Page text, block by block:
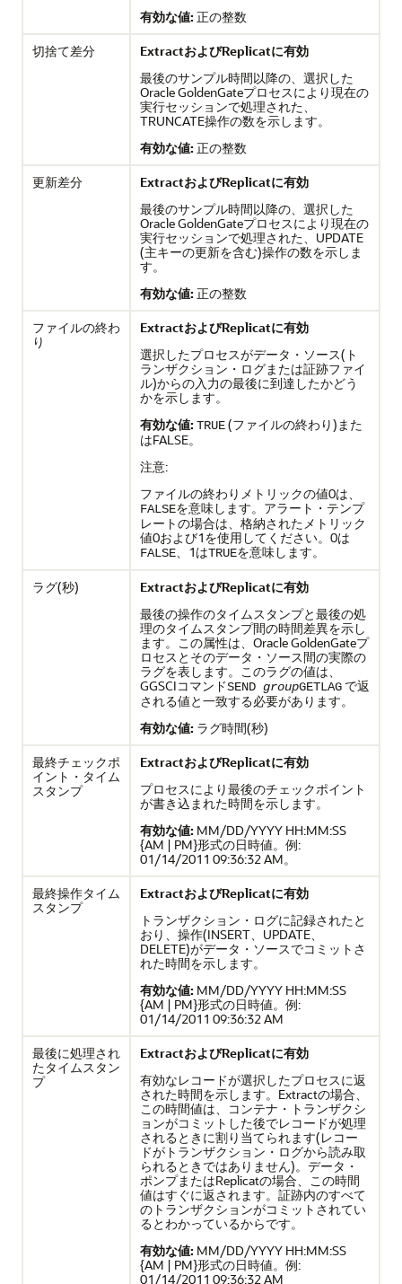
有効な値: 正の整数
切捨て差分
ExtractおよびReplicatに有効
最後のサンプル時間以降の、選択した
Oracle GoldenGateプロセスにより現在の
実行セッションで処理された、
TRUNCATE操作の数を示します。
有効な値: 正の整数
更新差分
ExtractおよびReplicatに有効
最後のサンプル時間以降の、選択した
Oracle GoldenGateプロセスにより現在の
実行セッションで処理された、UPDATE
(主キーの更新を含む)操作の数を示しま
す。
有効な値: 正の整数
ファイルの終わ
り
ExtractおよびReplicatに有効
選択したプロセスがデータ・ソース(ト
ランザクション・ログまたは証跡ファイ
ル)からの入力の最後に到達したかどう
かを示します。
有効な値: TRUE(ファイルの終わり)また
はFALSE。
注意:
ファイルの終わりメトリックの値0は、
FALSEを意味します。アラート・テンプ
レートの場合は、格納されたメトリック
値0および1を使用してください。0は
FALSE、1はTRUEを意味します。
ラグ(秒)
ExtractおよびReplicatに有効
最後の操作のタイムスタンプと最後の処
理のタイムスタンプ間の時間差異を示し
ます。この属性は、 Oracle GoldenGateプ
ロセスとそのデータ・ソース間の実際の
ラグを表します。このラグの値は、
GGSCIコマンドSEND groupGETLAG で返
される値と一致する必要があります。
有効な値: ラグ時間(秒)
最終チェックポ
イント・タイム
スタンプ
ExtractおよびReplicatに有効
プロセスにより最後のチェックポイント
が書き込まれた時間を示します。
有効な値: MM/DD/YYYY HH:MM:SS
{AM | PM}形式の日時値。例:
01/14/2011 09:36:32 AM。
最終操作タイム
スタンプ
ExtractおよびReplicatに有効
トランザクション・ログに記録されたと
おり、操作(INSERT、UPDATE、
DELETE)がデータ・ソースでコミットさ
れた時間を示します。
有効な値: MM/DD/YYYY HH:MM:SS
{AM | PM}形式の日時値。例:
01/14/2011 09:36:32 AM
最後に処理され
たタイムスタン
プ
ExtractおよびReplicatに有効
有効なレコードが選択したプロセスに返
された時間を示します。Extractの場合、
この時間値は、コンテナ・トランザクシ
ョンがコミットした後でレコードが処理
されるときに割り当てられます(レコー
ドがトランザクション・ログから読み取
られるときではありません)。データ・
ポンプまたはReplicatの場合、この時間
値はすぐに返されます。証跡内のすべて
のトランザクションがコミットされてい
るとわかっているからです。
有効な値: MM/DD/YYYY HH:MM:SS
{AM | PM}形式の日時値。例:
01/14/2011 09:36:32 AM